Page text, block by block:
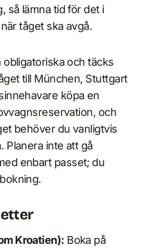
så lämna tid för det i
tåget ska avgå.
och täcks
till München, Stuttgart
köpa en
och
behöver du vanligtvis
Planera inte att gå
enbart passet; du
Kroatien): Boka på